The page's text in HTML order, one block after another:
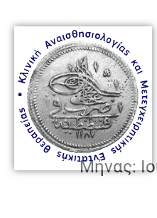
Μήνας: